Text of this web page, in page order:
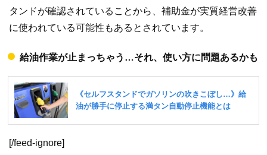
タンドが確認されていることから、補助金が実質経営改善
に使われている可能性もあるとされています。
給油作業が止まっちゃう…それ、使い方に問題あるかも
[/feed-ignore]